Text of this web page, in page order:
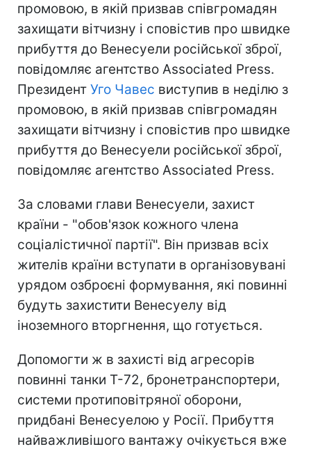
промовою, в якій призвав співгромадян
захищати вітчизну і сповістив про швидке
прибуття до Венесуели російської зброї,
повідомляє агентство Associated Press.
Президент Уго Чавес виступив в неділю з
промовою, в якій призвав співгромадян
захищати вітчизну і сповістив про швидке
прибуття до Венесуели російської зброї,
повідомляє агентство Associated Press.
За словами глави Венесуели, захист
країни - "обов'язок кожного члена
соціалістичної партії". Він призвав всіх
жителів країни вступати в організовувані
урядом озброєні формування, які повинні
будуть захистити Венесуелу від
іноземного вторгнення, що готується.
Допомогти ж в захисті від агресорів
повинні танки Т-72, бронетранспортери,
системи протиповітряної оборони,
придбані Венесуелою у Росії. Прибуття
найважливішого вантажу очікується вже